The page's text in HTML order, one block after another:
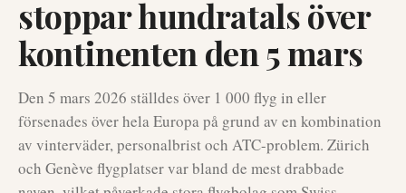
stoppar hundratals över
kontinenten den 5 mars
Den 5 mars 2026 ställdes över 1 000 flyg in eller
försenades över hela Europa på grund av en kombination
av vinterväder, personalbrist och ATC-problem. Zürich
och Genève flygplatser var bland de mest drabbade